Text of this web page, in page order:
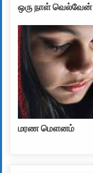
ஒரு நாள் வெல்வேன்
மரண மௌனம்